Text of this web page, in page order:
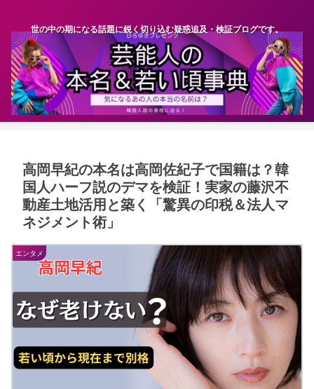
世の中の期になる話題に鋭く切り込む疑惑追及・検証ブログです。
高岡早紀の本名は高岡佐紀子で国籍は？韓
国人ハーフ説のデマを検証！実家の藤沢不
動産土地活用と築く「驚異の印税＆法人マ
ネジメント術」
エンタメ